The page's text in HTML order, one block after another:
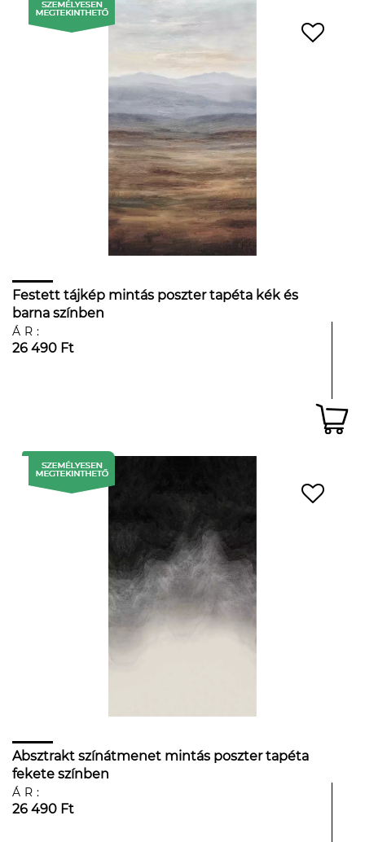
Festett tájkép mintás poszter tapéta kék és
barna színben
ÁR:
26 490 Ft
Absztrakt színátmenet mintás poszter tapéta
fekete színben
ÁR:
26 490 Ft